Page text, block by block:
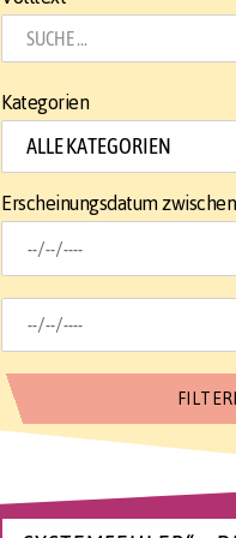
Kategorien
Erscheinungsdatum zwischen